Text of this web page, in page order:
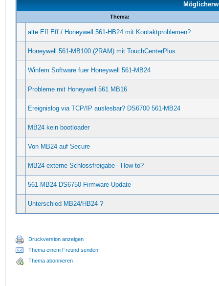
Thema:
alte Eff Eff / Honeywell 561-HB24 mit Kontaktproblemen?
Honeywell 561-MB100 (2RAM) mit TouchCenterPlus
Winfem Software fuer Honeywell 561-MB24
Probleme mit Honeywell 561 MB16
Ereignislog via TCP/IP auslesbar? DS6700 561-MB24
MB24 kein bootloader
Von MB24 auf Secure
MB24 externe Schlossfreigabe - How to?
561-MB24 DS6750 Firmware-Update
Unterschied MB24/HB24 ?
Druckversion anzeigen
Thema einem Freund senden
Thema abonnieren